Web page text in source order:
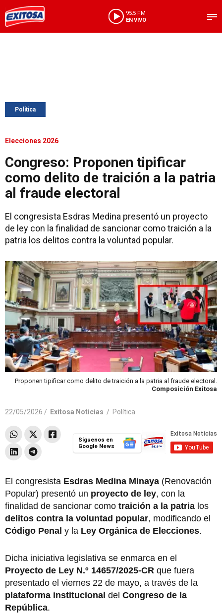
95.5 FM
EN VIVO
Política
Elecciones 2026
Congreso: Proponen tipificar
como delito de traición a la patria
al fraude electoral
El congresista Esdras Medina presentó un proyecto
de ley con la finalidad de sancionar como traición a la
patria los delitos contra la voluntad popular.
Proponen tipificar como delito de traición a la patria al fraude electoral.
Composición Exitosa
22/05/2026 / Exitosa Noticias / Política
Síguenos en
Google News
El congresista Esdras Medina Minaya (Renovación
Popular) presentó un proyecto de ley, con la
finalidad de sancionar como traición a la patria los
delitos contra la voluntad popular, modificando el
Código Penal y la Ley Orgánica de Elecciones.
Dicha iniciativa legislativa se enmarca en el
Proyecto de Ley N.º 14657/2025-CR que fuera
presentado el viernes 22 de mayo, a través de la
plataforma institucional del Congreso de la
República.